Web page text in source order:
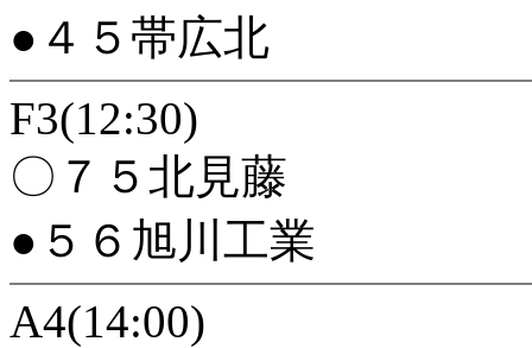
●４５帯広北
F3(12:30)
〇７５北見藤
●５６旭川工業
A4(14:00)